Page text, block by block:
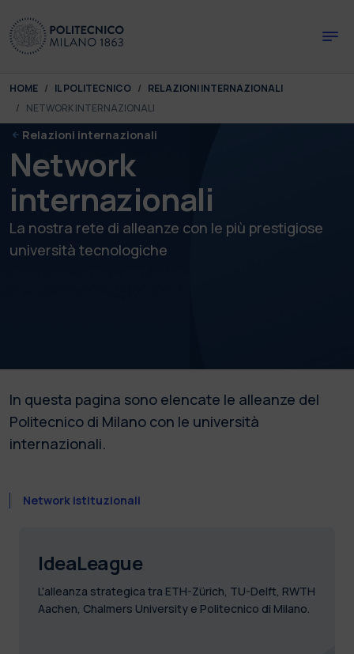
You are here:
HOME IL POLITECNICO
RELAZIONI INTERNAZIONALI
NETWORK INTERNAZIONALI
Relazioni internazionali
Network
internazionali
La nostra rete di alleanze con le più prestigiose
università tecnologiche
In questa pagina sono elencate le alleanze del
Politecnico di Milano con le università
internazionali.
Network istituzionali
IdeaLeague
L'alleanza strategica tra ETH-Zürich, TU-Delft, RWTH
Aachen, Chalmers University e Politecnico di Milano.